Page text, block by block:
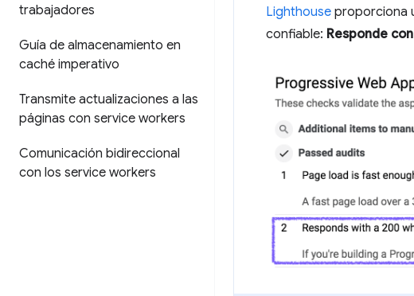
trabajadores
Guía de almacenamiento en
caché imperativo
Transmite actualizaciones a las
páginas con service workers
Comunicación bidireccional
con los service workers
Lighthouse proporciona
confiable: Responde